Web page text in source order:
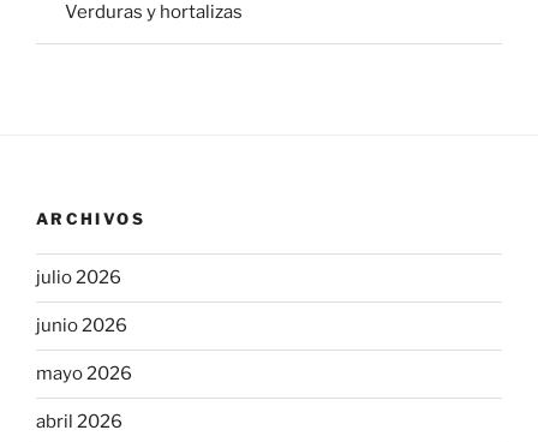
Verduras y hortalizas
ARCHIVOS
julio 2026
junio 2026
mayo 2026
abril 2026